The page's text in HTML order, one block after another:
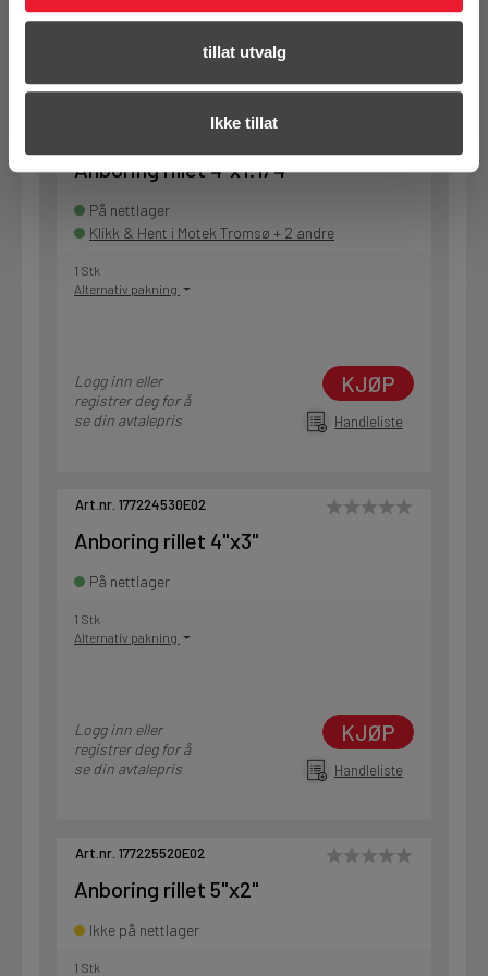
tillat utvalg
Ikke tillat
Logg inn eller
KJØP
Anboring rillet 4"x1.1/4"
På nettlager
Klikk & Hent i Motek Tromsø + 2 andre
1 Stk
Alternativ pakning
Logg inn eller
registrer deg for å
se din avtalepris
KJØP
Handleliste
Art.nr. 177224530E02
Anboring rillet 4"x3"
På nettlager
1 Stk
Alternativ pakning
Logg inn eller
registrer deg for å
se din avtalepris
KJØP
Handleliste
Art.nr. 177225520E02
Anboring rillet 5"x2"
Ikke på nettlager
1 Stk